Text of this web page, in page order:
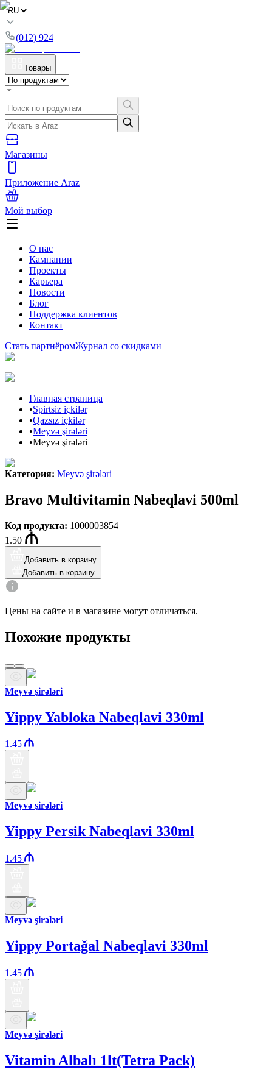
(012) 924
Товары
Магазины
Приложение Araz
Мой выбор
О нас
Кампании
Проекты
Карьера
Новости
Блог
Поддержка клиентов
Контакт
Стать партнёромЖурнал со скидками
Главная страница
•Spirtsiz içkilər
•Qazsız içkilər
•Meyvə şirələri
•Meyvə şirələri
Категория: Meyvə şirələri
Bravo Multivitamin Nabeqlavi 500ml
Код продукта: 1000003854
1.50
Добавить в корзину
Добавить в корзину
Цены на сайте и в магазине могут отличаться.
Похожие продукты
Meyvə şirələri
Yippy Yabloka Nabeqlavi 330ml
1.45
Meyvə şirələri
Yippy Persik Nabeqlavi 330ml
1.45
Meyvə şirələri
Yippy Portağal Nabeqlavi 330ml
1.45
Meyvə şirələri
Vitamin Albalı 1lt(Tetra Pack)